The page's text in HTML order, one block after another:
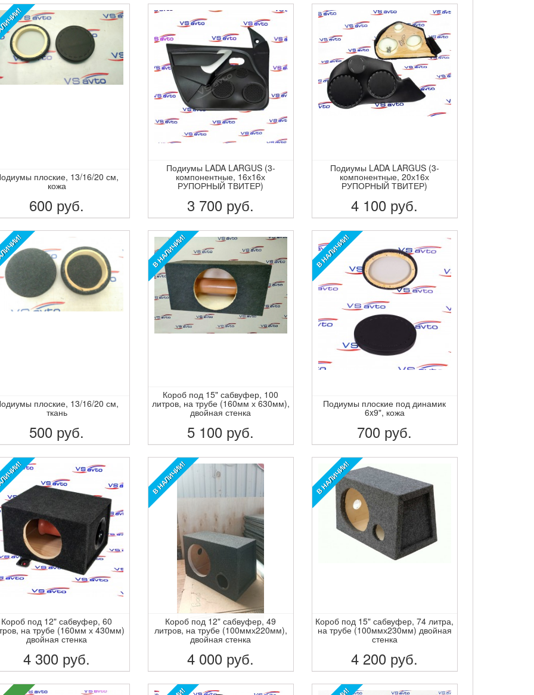
ПОДРОБНЕЕ ПОДРОБНЕЕ ПОДРОБНЕЕ
плоские, 13/16/20 см,
кожа
600 руб.
ПОДРОБНЕЕ
Подиумы LADA LARGUS (3-
компонентные, 16х16х
РУПОРНЫЙ ТВИТЕР)
3 700 руб.
ПОДРОБНЕЕ
Подиумы LADA LARGUS (3-
компонентные, 20х16х
РУПОРНЫЙ ТВИТЕР)
4 100 руб.
ПОДРОБНЕЕ
плоские, 13/16/20 см,
ткань
500 руб.
ПОДРОБНЕЕ
В НАЛИЧИИ!
Короб под 15" сабвуфер, 100
литров, на трубе (160мм х 630мм),
двойная стенка
5 100 руб.
ПОДРОБНЕЕ
В НАЛИЧИИ!
Подиумы плоские под динамик
6x9", кожа
700 руб.
ПОДРОБНЕЕ
Короб под 12" сабвуфер, 60
на трубе (160мм х 430мм)
двойная стенка
4 300 руб.
ПОДРОБНЕЕ
В НАЛИЧИИ!
Короб под 12" сабвуфер, 49
литров, на трубе (100ммх220мм),
двойная стенка
4 000 руб.
ПОДРОБНЕЕ
В НАЛИЧИИ!
Короб под 15" сабвуфер, 74 литра,
на трубе (100ммх230мм) двойная
стенка
4 200 руб.
ПОДРОБНЕЕ